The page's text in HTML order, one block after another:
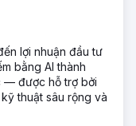
lợi nhuận đầu tư
bằng AI thành
— được hỗ trợ bởi
thuật sâu rộng và